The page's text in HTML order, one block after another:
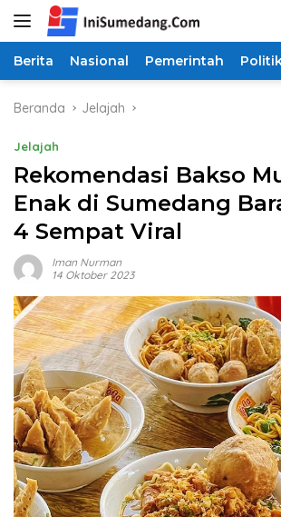
Langsung
Berita Nasional Pemerintah
Beranda Jelajah
Jelajah
Rekomendasi Bakso
Enak di Sumedang
4 Sempat Viral
Iman Nurman
14 Oktober 2023